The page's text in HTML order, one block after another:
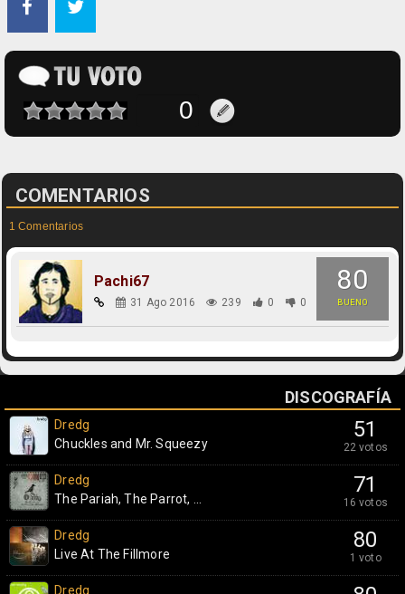
COMENTARIOS
1 Comentarios
80
BUENO
Pachi67
31 Ago 2016 239 0 0
DISCOGRAFÍA
51
22 votos
Dredg
Chuckles and Mr. Squeezy
71
16 votos
Dredg
The Pariah, The Parrot, ...
80
1 voto
Dredg
Live At The Fillmore
Dredg